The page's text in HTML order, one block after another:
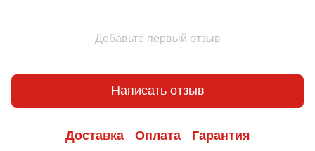
Добавьте первый отзыв
Написать отзыв
Доставка Оплата Гарантия